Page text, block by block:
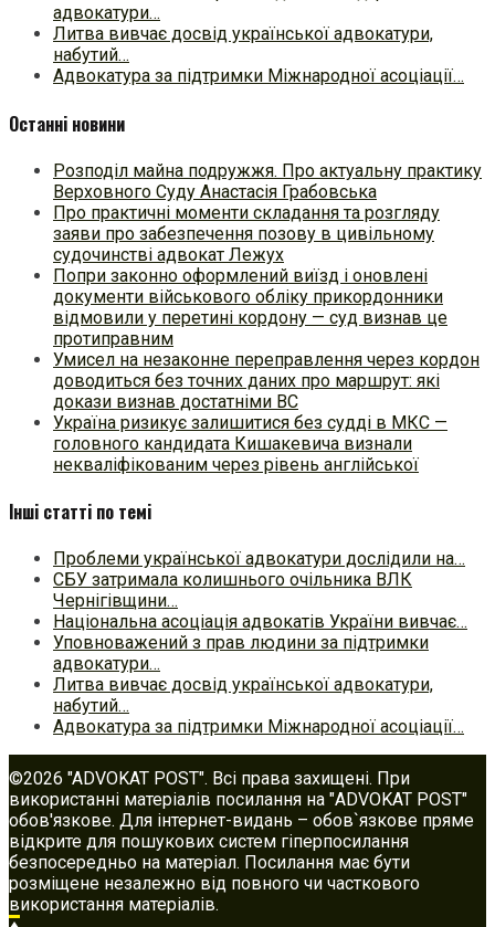
адвокатури…
Литва вивчає досвід української адвокатури,
набутий…
Адвокатура за підтримки Міжнародної асоціації…
Останні новини
Розподіл майна подружжя. Про актуальну практику
Верховного Суду Анастасія Грабовська
Про практичні моменти складання та розгляду
заяви про забезпечення позову в цивільному
судочинстві адвокат Лежух
Попри законно оформлений виїзд і оновлені
документи військового обліку прикордонники
відмовили у перетині кордону — суд визнав це
протиправним
Умисел на незаконне переправлення через кордон
доводиться без точних даних про маршрут: які
докази визнав достатніми ВС
Україна ризикує залишитися без судді в МКС —
головного кандидата Кишакевича визнали
некваліфікованим через рівень англійської
Інші статті по темі
Проблеми української адвокатури дослідили на…
СБУ затримала колишнього очільника ВЛК
Чернігівщини…
Національна асоціація адвокатів України вивчає…
Уповноважений з прав людини за підтримки
адвокатури…
Литва вивчає досвід української адвокатури,
набутий…
Адвокатура за підтримки Міжнародної асоціації…
©2026 "ADVOKAT POST". Всі права захищені. При
використанні матеріалів посилання на "ADVOKAT POST"
обов'язкове. Для інтернет-видань – обов`язкове пряме
відкрите для пошукових систем гіперпосилання
безпосередньо на матеріал. Посилання має бути
розміщене незалежно від повного чи часткового
використання матеріалів.